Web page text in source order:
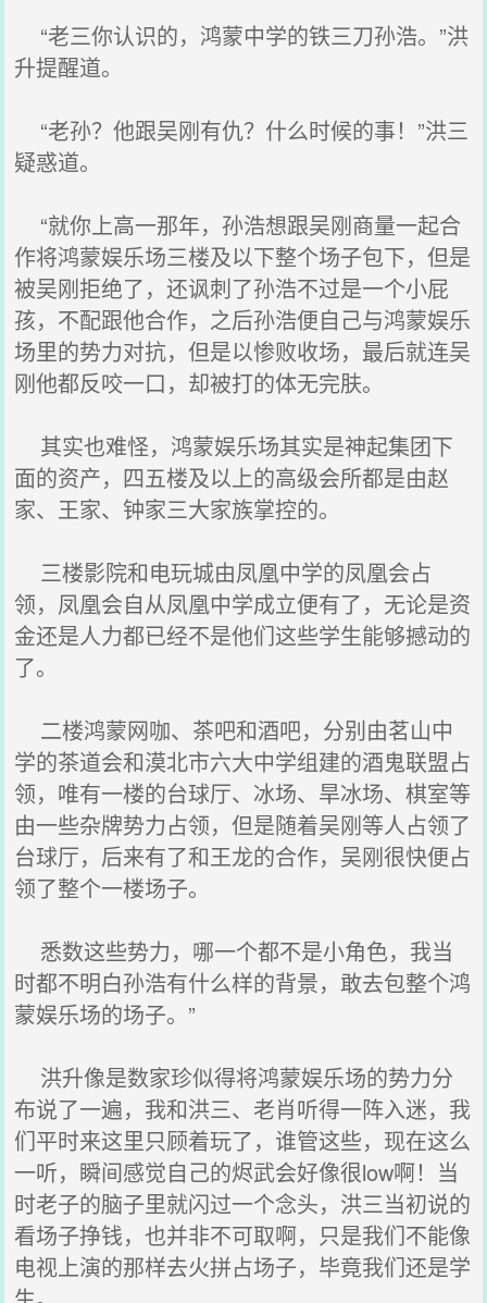
“老三你认识的，鸿蒙中学的铁三刀孙浩。”洪
升提醒道。
“老孙？他跟吴刚有仇？什么时候的事！”洪三
疑惑道。
“就你上高一那年，孙浩想跟吴刚商量一起合
作将鸿蒙娱乐场三楼及以下整个场子包下，但是
被吴刚拒绝了，还讽刺了孙浩不过是一个小屁
孩，不配跟他合作，之后孙浩便自己与鸿蒙娱乐
场里的势力对抗，但是以惨败收场，最后就连吴
刚他都反咬一口，却被打的体无完肤。
其实也难怪，鸿蒙娱乐场其实是神起集团下
面的资产，四五楼及以上的高级会所都是由赵
家、王家、钟家三大家族掌控的。
三楼影院和电玩城由凤凰中学的凤凰会占
领，凤凰会自从凤凰中学成立便有了，无论是资
金还是人力都已经不是他们这些学生能够撼动的
了。
二楼鸿蒙网咖、茶吧和酒吧，分别由茗山中
学的茶道会和漠北市六大中学组建的酒鬼联盟占
领，唯有一楼的台球厅、冰场、旱冰场、棋室等
由一些杂牌势力占领，但是随着吴刚等人占领了
台球厅，后来有了和王龙的合作，吴刚很快便占
领了整个一楼场子。
悉数这些势力，哪一个都不是小角色，我当
时都不明白孙浩有什么样的背景，敢去包整个鸿
蒙娱乐场的场子。”
洪升像是数家珍似得将鸿蒙娱乐场的势力分
布说了一遍，我和洪三、老肖听得一阵入迷，我
们平时来这里只顾着玩了，谁管这些，现在这么
一听，瞬间感觉自己的烬武会好像很low啊！当
时老子的脑子里就闪过一个念头，洪三当初说的
看场子挣钱，也并非不可取啊，只是我们不能像
电视上演的那样去火拼占场子，毕竟我们还是学